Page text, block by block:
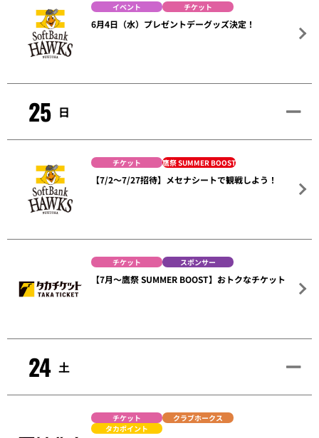
イベント チケット
6月4日（水）プレゼントデーグッズ決定！
25 日
チケット 鷹祭 SUMMER BOOST
【7/2～7/27招待】メセナシートで観戦しよう！
チケット スポンサー
【7月～鷹祭 SUMMER BOOST】おトクなチケット
24 土
チケット
クラブホークス
タカポイント